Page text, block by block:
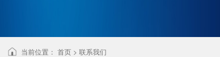
当前位置： 首页 > 联系我们